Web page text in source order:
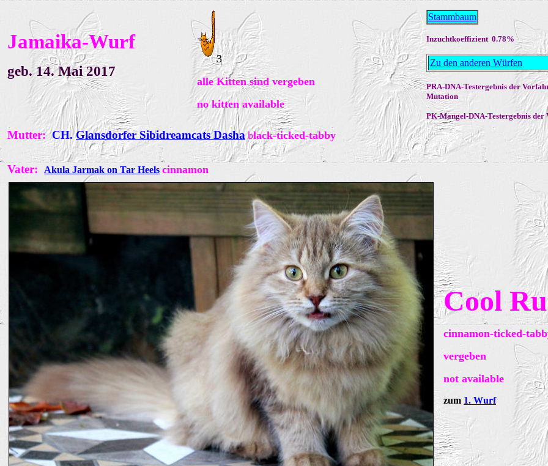
Jamaika-Wurf
geb. 14. Mai 2017
3
alle Kitten sind vergeben
no kitten available
Stammbaum
Inzuchtkoeffizient 0.78%
Zu den anderen Würfen
PRA-DNA-Testergebnis der
Mutation
PK-Mangel-DNA-Testergebnis
Mutter:CH. Glansdorfer Sibidreamcats Dasha black-ticked-tabby
Vater: Akula Jarmak on Tar Heels cinnamon
Cool
cinnamon-ticked-
vergeben
not available
zum 1. Wurf